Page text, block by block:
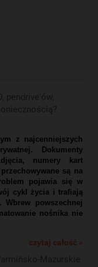
pendrive'ów,
z najcenniejszych
Dokumenty
numery kart
są na
pojawia się w
cykl życia i trafiają
powszechnej
nośnika nie
czytaj całość »
Mazurskie